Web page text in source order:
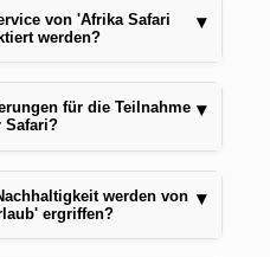
von 'Afrika Safari
werden?
▾
für die Teilnahme
Safari?
▾
werden von
ergriffen?
▾